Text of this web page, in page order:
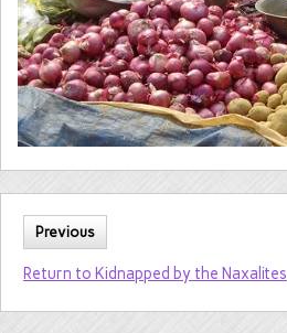
Previous
Return to Kidnapped by the Naxalites